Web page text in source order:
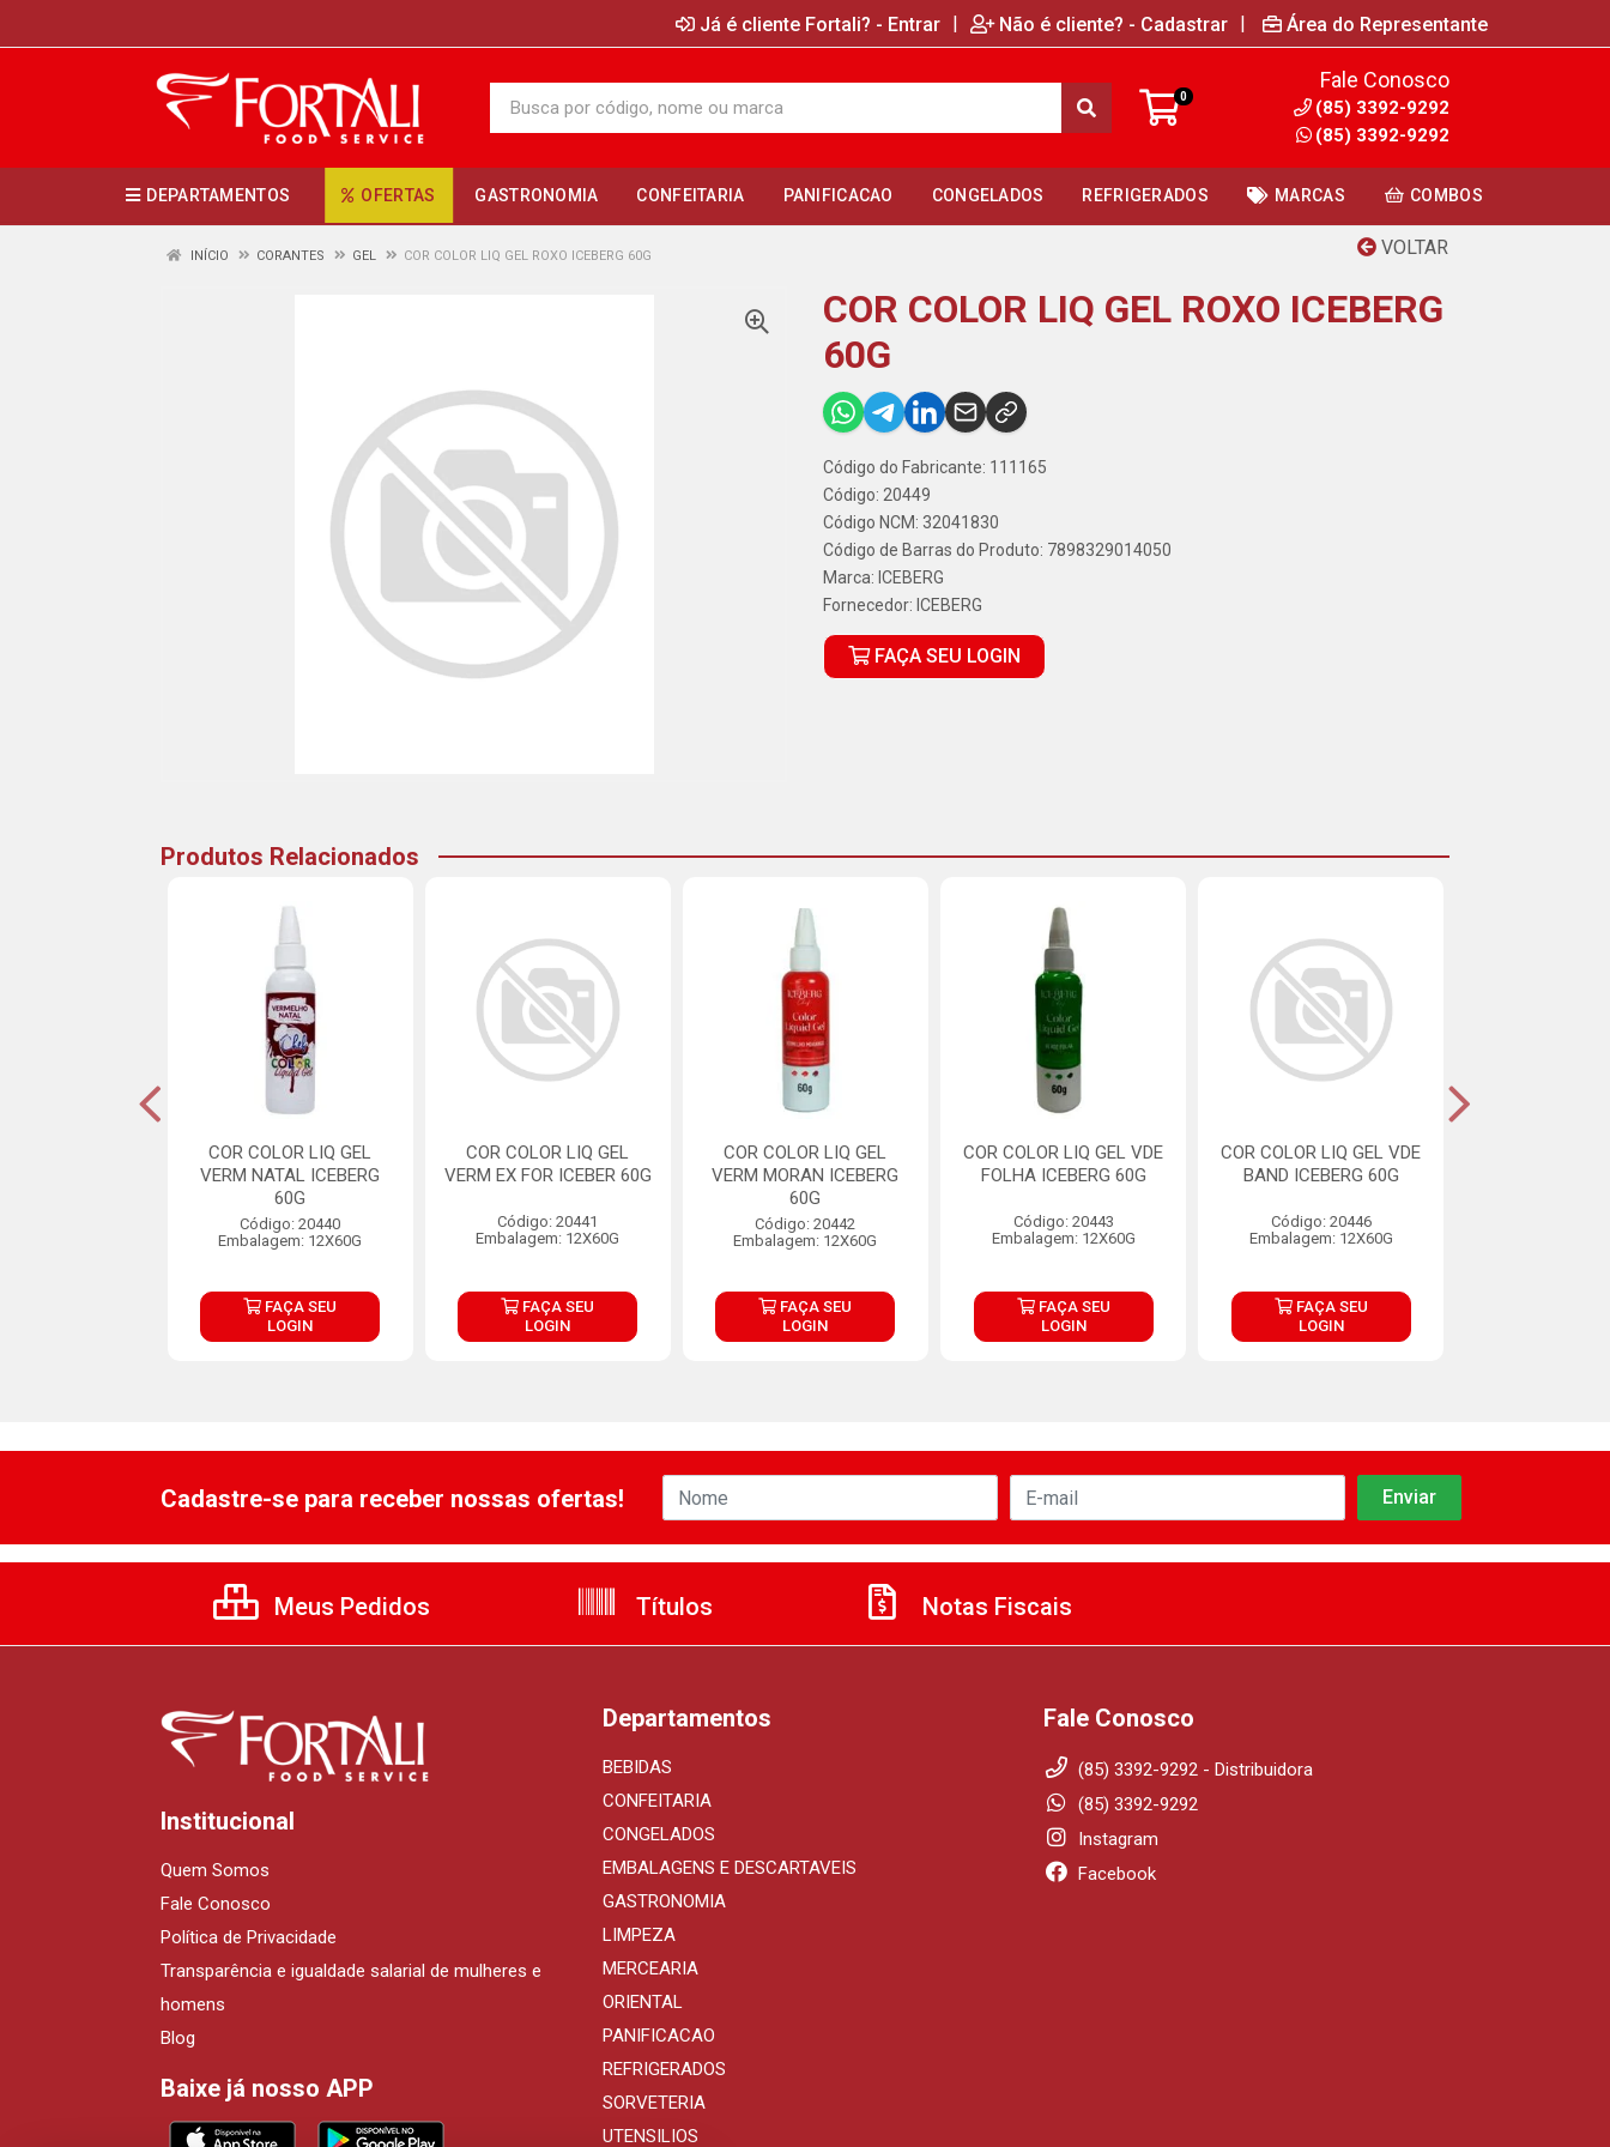
Já é cliente Fortali? - Entrar | Não é cliente? - Cadastrar | Área do Representante
0
Fale Conosco
(85) 3392-9292
(85) 3392-9292
DEPARTAMENTOS OFERTAS GASTRONOMIA CONFEITARIA PANIFICACAO CONGELADOS REFRIGERADOS MARCAS COMBOS
VOLTAR
INÍCIO CORANTES GEL COR COLOR LIQ GEL ROXO ICEBERG 60G
COR COLOR LIQ GEL ROXO ICEBERG
60G
Código do Fabricante: 111165
Código: 20449
Código NCM: 32041830
Código de Barras do Produto: 7898329014050
Marca: ICEBERG
Fornecedor: ICEBERG
FAÇA SEU LOGIN
Produtos Relacionados
COR COLOR LIQ GEL
VERM NATAL ICEBERG
60G
Código: 20440
Embalagem: 12X60G
FAÇA SEU
LOGIN
COR COLOR LIQ GEL
VERM EX FOR ICEBER 60G
Código: 20441
Embalagem: 12X60G
FAÇA SEU
LOGIN
COR COLOR LIQ GEL
VERM MORAN ICEBERG
60G
Código: 20442
Embalagem: 12X60G
FAÇA SEU
LOGIN
COR COLOR LIQ GEL VDE
FOLHA ICEBERG 60G
Código: 20443
Embalagem: 12X60G
FAÇA SEU
LOGIN
COR COLOR LIQ GEL VDE
BAND ICEBERG 60G
Código: 20446
Embalagem: 12X60G
FAÇA SEU
LOGIN
Cadastre-se para receber nossas ofertas!
Meus Pedidos Títulos Notas Fiscais
Institucional
Quem Somos
Fale Conosco
Política de Privacidade
Transparência e igualdade salarial de mulheres e
homens
Blog
Baixe já nosso APP
Departamentos
BEBIDAS
CONFEITARIA
CONGELADOS
EMBALAGENS E DESCARTAVEIS
GASTRONOMIA
LIMPEZA
MERCEARIA
ORIENTAL
PANIFICACAO
REFRIGERADOS
SORVETERIA
UTENSILIOS
Fale Conosco
(85) 3392-9292 - Distribuidora
(85) 3392-9292
Instagram
Facebook